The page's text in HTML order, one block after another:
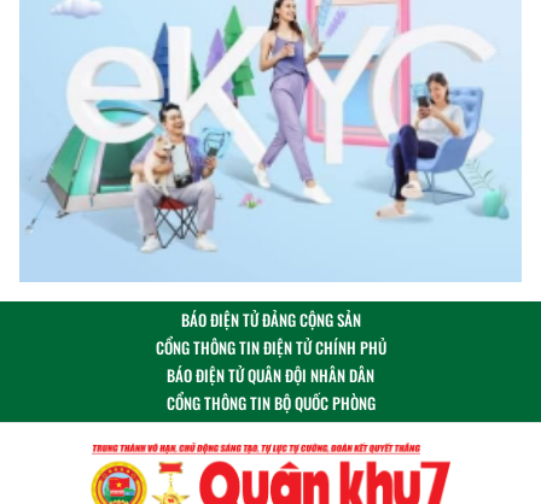
BÁO ĐIỆN TỬ ĐẢNG CỘNG SẢN
CỔNG THÔNG TIN ĐIỆN TỬ CHÍNH PHỦ
BÁO ĐIỆN TỬ QUÂN ĐỘI NHÂN DÂN
CỔNG THÔNG TIN BỘ QUỐC PHÒNG